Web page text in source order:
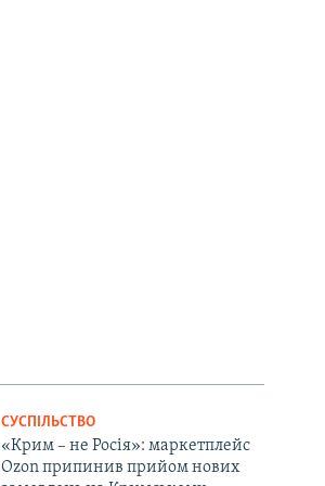
СУСПІЛЬСТВО
«Крим – не Росія»: маркетплейс
Ozon припинив прийом нових